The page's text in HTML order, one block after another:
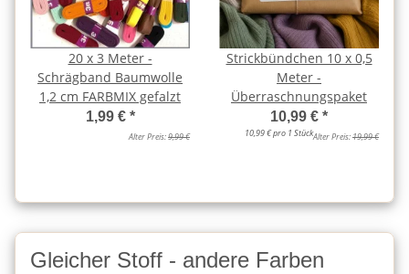
20 x 3 Meter -
Schrägband Baumwolle
1,2 cm FARBMIX gefalzt
1,99 € *
Alter Preis:9,99 €
Strickbündchen 10 x 0,5
Meter -
Überraschnungspaket
10,99 € *
10,99 € pro 1 StückAlter Preis:19,99 €
Gleicher Stoff - andere Farben